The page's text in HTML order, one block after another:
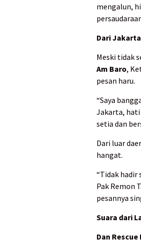
mengalun,
Dari
Meski tidak
Am Baro,
pesan haru.
“Saya
Jakarta, hati
setia dan
Dari luar
hangat.
“Tidak hadir
Pak Remon
pesannya
Suara dari
Dan Rescue